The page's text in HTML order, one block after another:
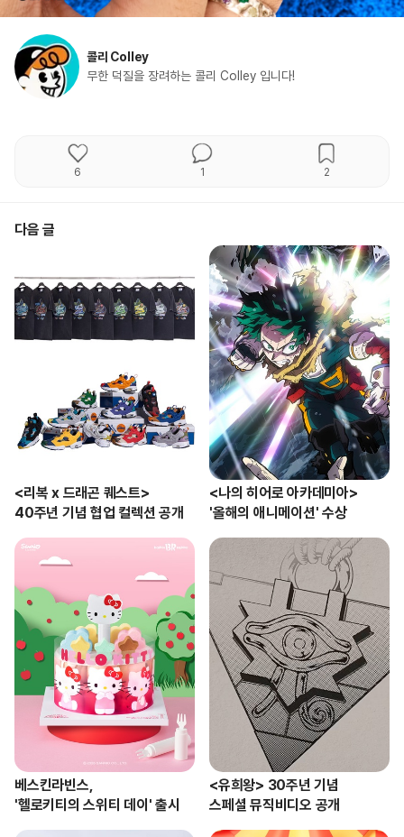
콜리 Colley
무한 덕질을 장려하는 콜리 Colley 입니다!
6 1 2
다음 글
<리복 x 드래곤 퀘스트>
40주년 기념 협업 컬렉션 공개
<나의 히어로 아카데미아>
'올해의 애니메이션' 수상
베스킨라빈스,
'헬로키티의 스위티 데이' 출시
<유희왕> 30주년 기념
스페셜 뮤직비디오 공개